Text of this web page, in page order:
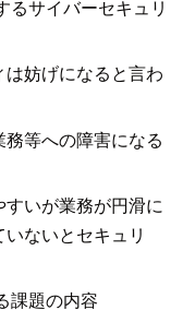
るサイバーセキュリ
妨げになると言わ
等への障害になる
いが業務が円滑に
ないとセキュリ
課題の内容